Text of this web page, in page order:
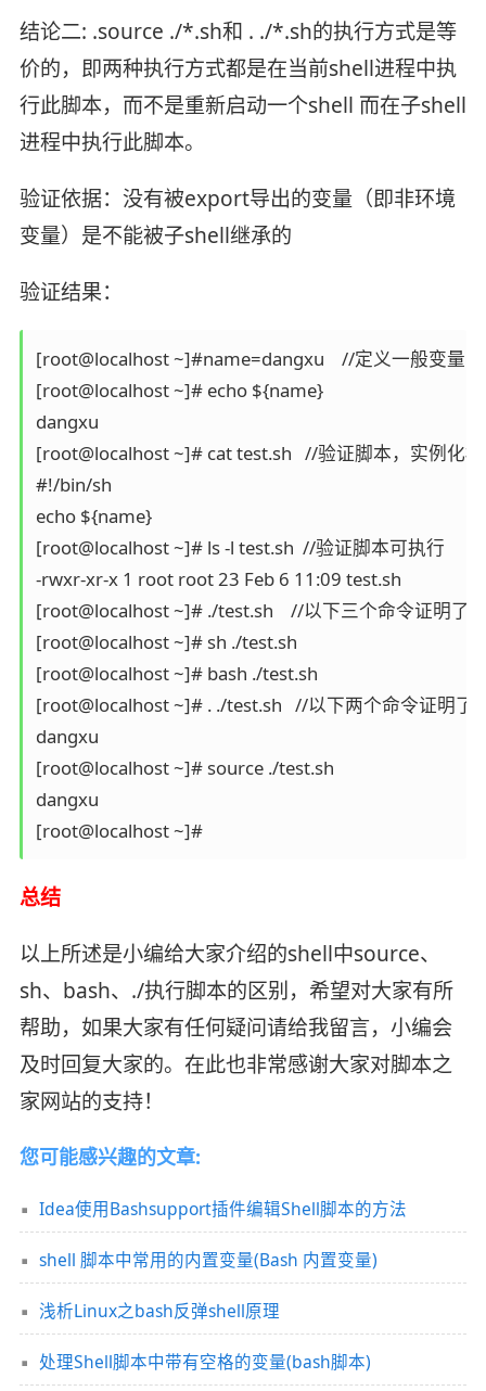
结论二: .source ./*.sh和 . ./*.sh的执行方式是等
价的，即两种执行方式都是在当前shell进程中执
行此脚本，而不是重新启动一个shell 而在子shell
进程中执行此脚本。
验证依据：没有被export导出的变量（即非环境
变量）是不能被子shell继承的
验证结果：
[root@localhost ~]#name=dangxu    //定义一般变量
[root@localhost ~]# echo ${name}
dangxu
[root@localhost ~]# cat test.sh   //验证脚本，实例化
#!/bin/sh
echo ${name}
[root@localhost ~]# ls -l test.sh  //验证脚本可执行
-rwxr-xr-x 1 root root 23 Feb 6 11:09 test.sh
[root@localhost ~]# ./test.sh    //以下三个命令证明了
[root@localhost ~]# sh ./test.sh
[root@localhost ~]# bash ./test.sh
[root@localhost ~]# . ./test.sh   //以下两个命令证明了
dangxu
[root@localhost ~]# source ./test.sh
dangxu
[root@localhost ~]#
总结
以上所述是小编给大家介绍的shell中source、
sh、bash、./执行脚本的区别，希望对大家有所
帮助，如果大家有任何疑问请给我留言，小编会
及时回复大家的。在此也非常感谢大家对脚本之
家网站的支持！
您可能感兴趣的文章:
Idea使用Bashsupport插件编辑Shell脚本的方法
shell 脚本中常用的内置变量(Bash 内置变量)
浅析Linux之bash反弹shell原理
处理Shell脚本中带有空格的变量(bash脚本)